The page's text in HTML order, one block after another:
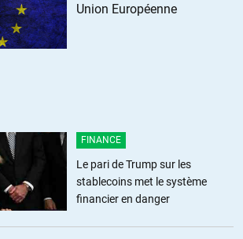
à 09h23
effet comique au final:
pas forcément ce que nous avons dit nous
un moyen de désactiver cet encadré
interviews qui sont de vous. Juste une
Union Européenne
FINANCE
Le pari de Trump sur les
stablecoins met le système
financier en danger